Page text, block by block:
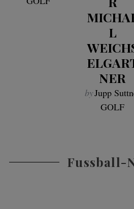
L
NER
byJupp
GOLF
Fussball-